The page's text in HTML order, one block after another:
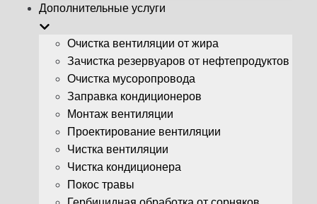
Дополнительные услуги
Очистка вентиляции от жира
Зачистка резервуаров от нефтепродуктов
Очистка мусоропровода
Заправка кондиционеров
Монтаж вентиляции
Проектирование вентиляции
Чистка вентиляции
Чистка кондиционера
Покос травы